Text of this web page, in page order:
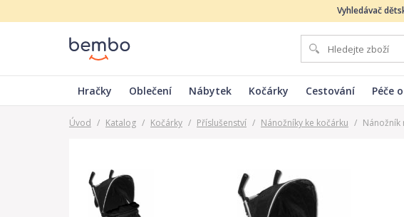
Vyhledávač
Hračky Oblečení Nábytek Kočárky Cestování Péče
Úvod / Katalog / Kočárky / Příslušenství / Nánožníky ke kočárku / Nánožník